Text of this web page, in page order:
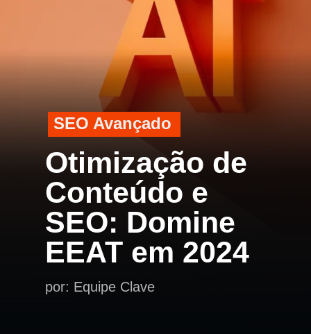
SEO Avançado
Otimização de
Conteúdo e
SEO: Domine
EEAT em 2024
por: Equipe Clave